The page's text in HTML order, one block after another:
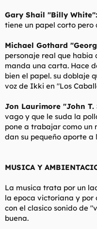
Gary Shail "Billy White":
tiene un papel corto pero
Michael Gothard
personaje real que habia
manda una carta. Hace
bien el papel. su doblaje
voz de Ikki en "Los
Jon Laurimore "John
vago y que le suda la
pone a trabajar como un
dan su pequeño aporte a
MUSICA Y
La musica trata por un
la epoca victoriana y por
con el clasico sonido de
buena.